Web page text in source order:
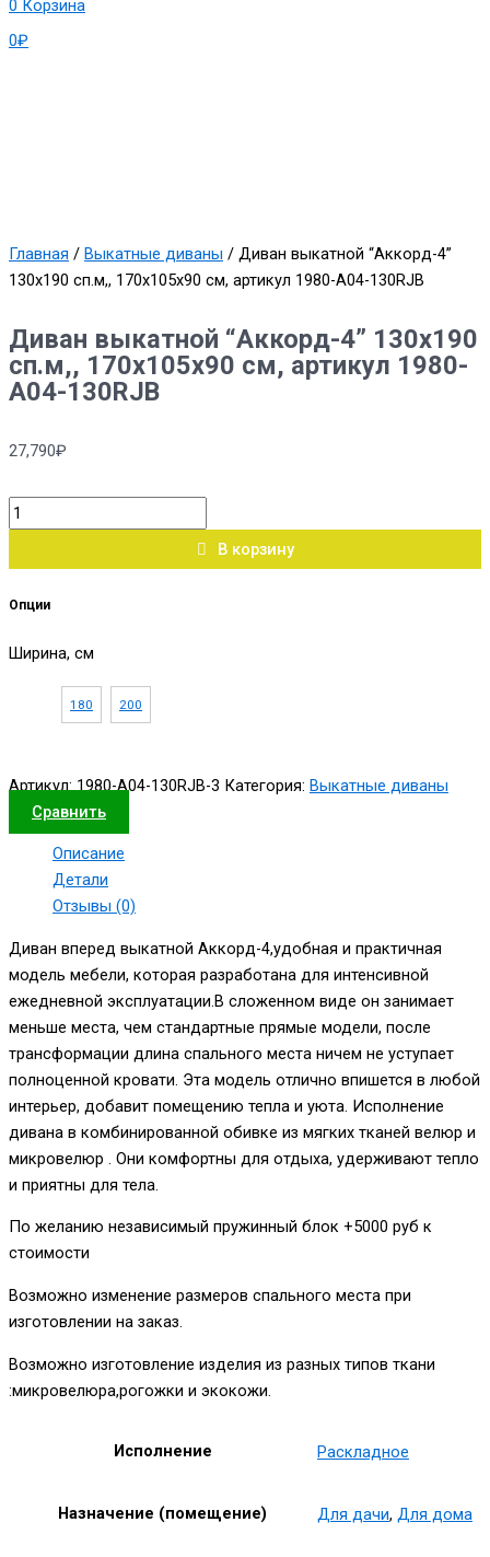
0₽
0 Корзина
Главная / Выкатные диваны / Диван выкатной “Аккорд-4”
130х190 сп.м,, 170х105х90 см, артикул 1980-А04-130RJB
Диван выкатной “Аккорд-4” 130х190
сп.м,, 170х105х90 см, артикул 1980-
А04-130RJB
27,790₽
В корзину
Опции
Ширина, см
180 200
Артикул:1980-А04-130RJB-3 Категория: Выкатные диваны
Сравнить
Описание
Детали
Отзывы (0)
Диван вперед выкатной Аккорд-4,удобная и практичная
модель мебели, которая разработана для интенсивной
ежедневной эксплуатации.В сложенном виде он занимает
меньше места, чем стандартные прямые модели, после
трансформации длина спального места ничем не уступает
полноценной кровати. Эта модель отлично впишется в любой
интерьер, добавит помещению тепла и уюта. Исполнение
дивана в комбинированной обивке из мягких тканей велюр и
микровелюр . Они комфортны для отдыха, удерживают тепло
и приятны для тела.
По желанию независимый пружинный блок +5000 руб к
стоимости
Возможно изменение размеров спального места при
изготовлении на заказ.
Возможно изготовление изделия из разных типов ткани
:микровелюра,рогожки и экокожи.
Исполнение Раскладное
Назначение (помещение) Для дачи, Для дома